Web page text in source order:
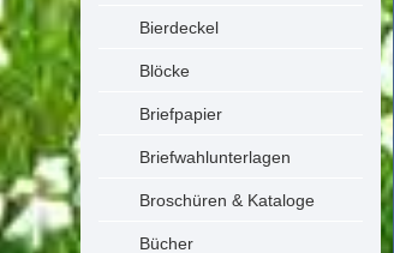
Bierdeckel
Blöcke
Briefpapier
Briefwahlunterlagen
Broschüren & Kataloge
Bücher